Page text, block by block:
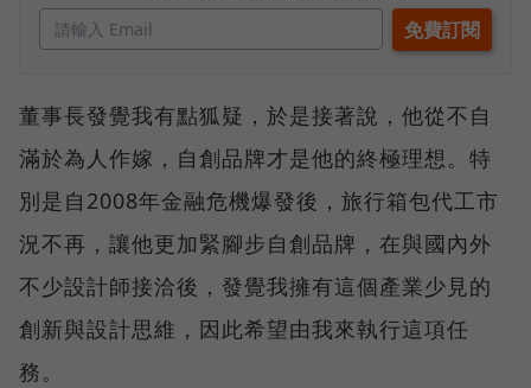
董事長發覺我有點狐疑，於是接著說，他從不自
滿於為人作嫁，自創品牌才是他的終極理想。特
別是自2008年金融危機爆發後，旅行箱包代工市
況不再，讓他更加緊腳步自創品牌，在與國內外
不少設計師接洽後，發覺我擁有這個產業少見的
創新與設計思維，因此希望由我來執行這項任
務。